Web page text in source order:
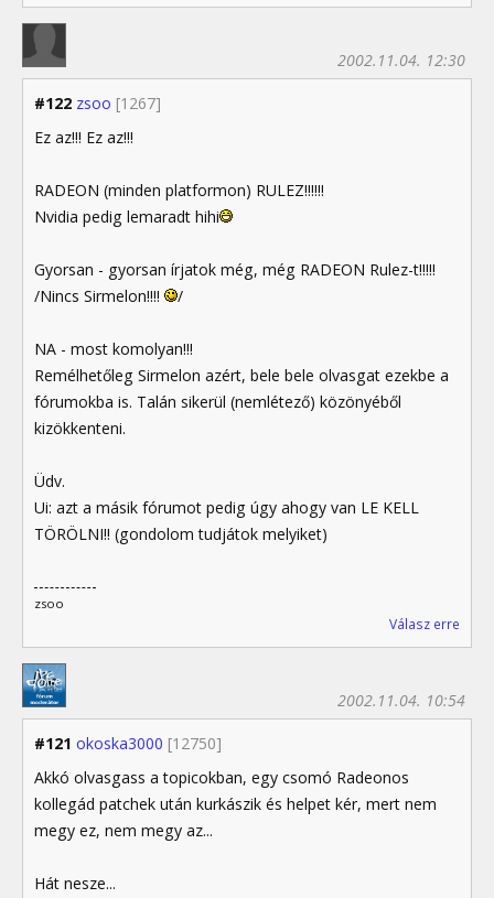
#122 zsoo [1267]
2002.11.04. 12:30
Ez az!!! Ez az!!!
RADEON (minden platformon) RULEZ!!!!!!
Nvidia pedig lemaradt hihi
Gyorsan - gyorsan írjatok még, még RADEON Rulez-t!!!!!
/Nincs Sirmelon!!!!
/
NA - most komolyan!!!
Remélhetőleg Sirmelon azért, bele bele olvasgat ezekbe a
fórumokba is. Talán sikerül (nemlétező) közönyéből
kizökkenteni.
Üdv.
Ui: azt a másik fórumot pedig úgy ahogy van LE KELL
TÖRÖLNI!! (gondolom tudjátok melyiket)
zsoo
Válasz erre
#121 okoska3000 [12750]
2002.11.04. 10:54
Akkó olvasgass a topicokban, egy csomó Radeonos
kollegád patchek után kurkászik és helpet kér, mert nem
megy ez, nem megy az...
Hát nesze...